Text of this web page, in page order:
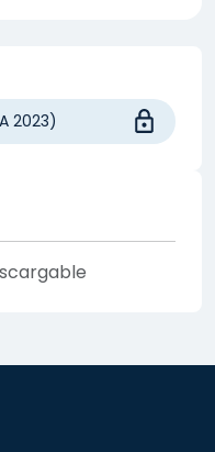
2023)